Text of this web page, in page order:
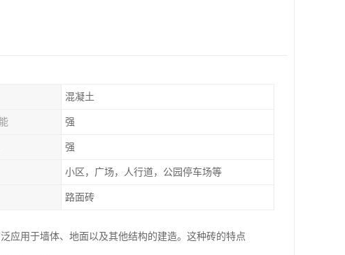
混凝土
强
强
小区，广场，人行道，公园停车场等
路面砖
应用于墙体、地面以及其他结构的建造。这种砖的特点